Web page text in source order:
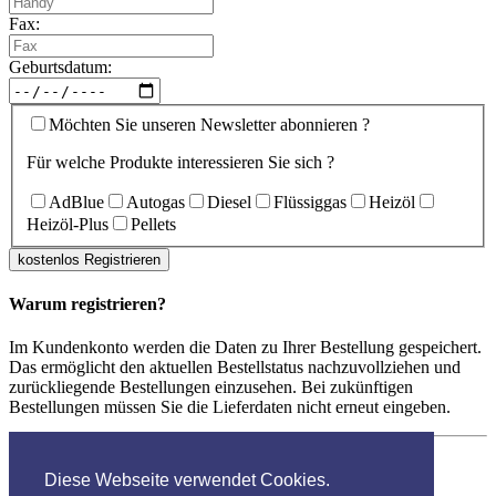
Diese Webseite verwendet Cookies.
Fax:
Geburtsdatum:
Möchten Sie unseren Newsletter abonnieren ?
Für welche Produkte interessieren Sie sich ?
AdBlue Autogas Diesel Flüssiggas
Heizöl
Heizöl-Plus
Pellets
kostenlos Registrieren
Warum registrieren?
Im Kundenkonto werden die Daten zu Ihrer Bestellung gespeichert.
Das ermöglicht den aktuellen Bestellstatus nachzuvollziehen und
zurückliegende Bestellungen einzusehen. Bei zukünftigen
Bestellungen müssen Sie die Lieferdaten nicht erneut eingeben.
Datenschutz